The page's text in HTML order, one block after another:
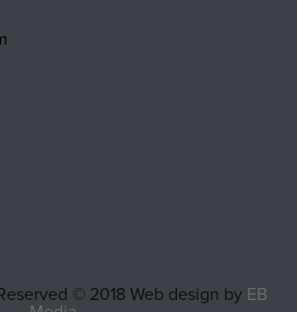
© 2018 Web design by EB